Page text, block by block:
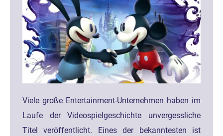
Viele große Entertainment-Unternehmen haben im
Laufe der Videospielgeschichte unvergessliche
Titel veröffentlicht. Eines der bekanntesten ist